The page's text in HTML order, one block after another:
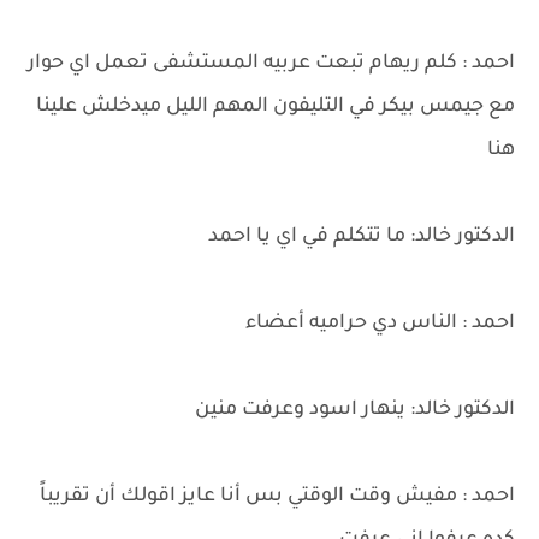
احمد : كلم ريهام تبعت عربيه المستشفى تعمل اي حوار
مع جيمس بيكر في التليفون المهم الليل ميدخلش علينا
هنا
الدكتور خالد: ما تتكلم في اي يا احمد
احمد : الناس دي حراميه أعضاء
الدكتور خالد: ينهار اسود وعرفت منين
احمد : مفيش وقت الوقتي بس أنا عايز اقولك أن تقريباً